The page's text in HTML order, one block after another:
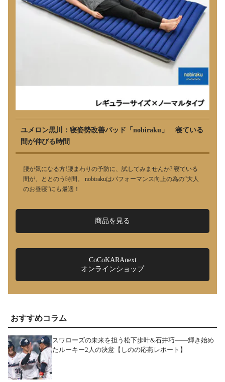
ユメロン黒川：寝姿勢改善パッド「nobiraku」 寝ている
間が伸びる時間
腰が気になる方!腰まわりの予防に、試してみませんか? 寝ている
間が、ととのう時間。 nobirakuはパフォーマンス向上の為の“大人
のお昼寝”にも最適！
商品を見る
CoCoKARAnext
オンラインショップ
おすすめコラム
スワローズの未来を担う松下歩叶&石井巧――輝き始め
たルーキー2人の決意【しのの応燕レポート】